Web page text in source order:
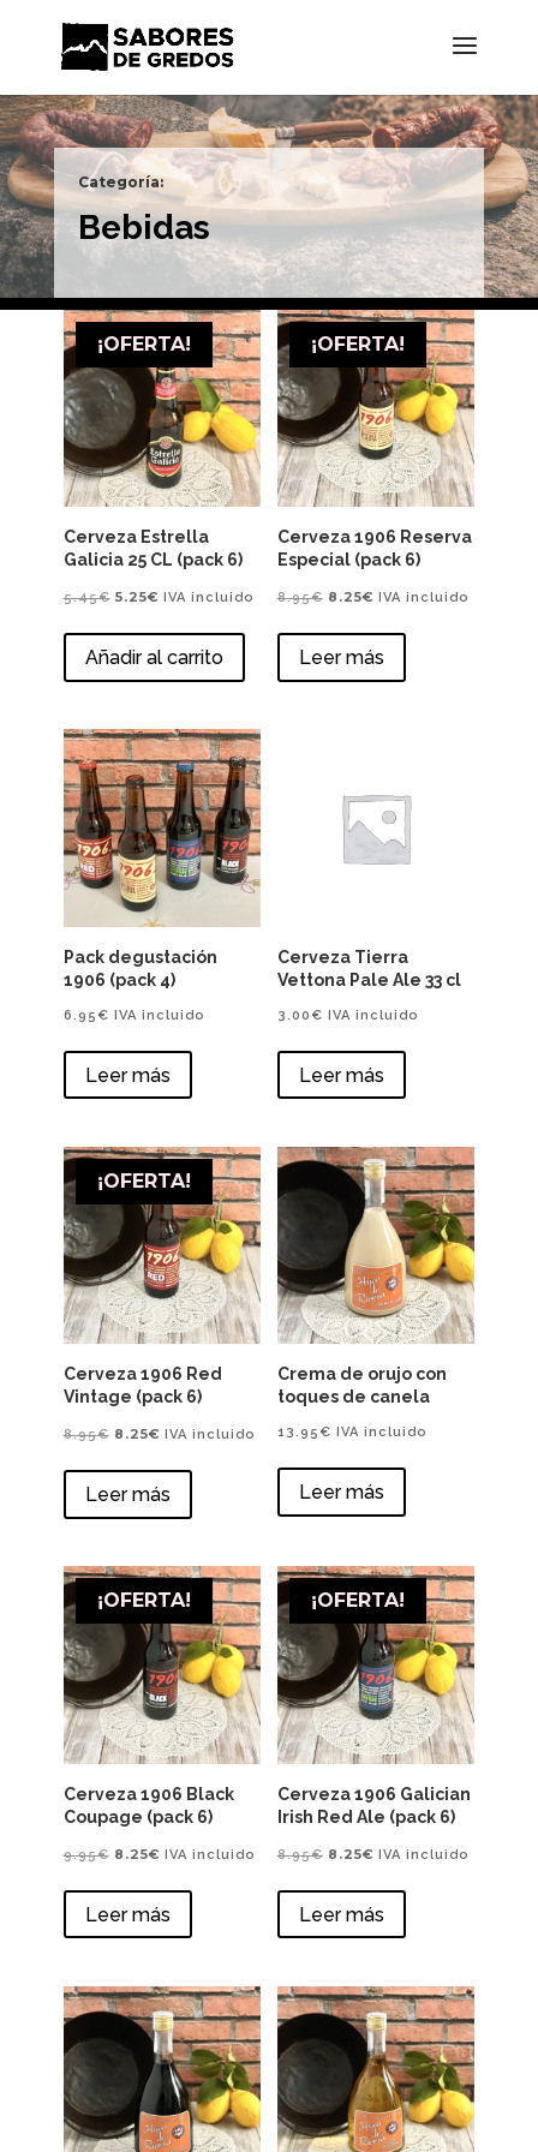
Categoría:
Bebidas
¡OFERTA!
Cerveza Estrella
Galicia 25 CL (pack 6)
5.45€ El
original
5.25€El
actual
IVA incluido
Añadir al carrito
¡OFERTA!
Cerveza 1906 Reserva
Especial (pack 6)
8.95€ El
original
8.25€El
actual
IVA incluido
Leer más
Pack degustación
1906 (pack 4)
6.95 € IVA incluido
Leer más
Cerveza Tierra
Vettona Pale Ale 33 cl
3.00 € IVA incluido
Leer más
¡OFERTA!
Cerveza 1906 Red
Vintage (pack 6)
8.95€ El
original
8.25€El
actual
IVA incluido
Leer más
Crema de orujo con
toques de canela
13.95 € IVA incluido
Leer más
¡OFERTA!
Cerveza 1906 Black
Coupage (pack 6)
9.95€ El
original
8.25€El
actual
IVA incluido
Leer más
¡OFERTA!
Cerveza 1906 Galician
Irish Red Ale (pack 6)
8.95€ El
original
8.25€El
actual
IVA incluido
Leer más